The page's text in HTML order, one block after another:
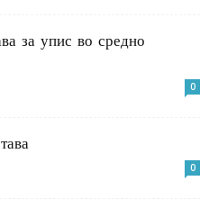
за упис во средно
0
0